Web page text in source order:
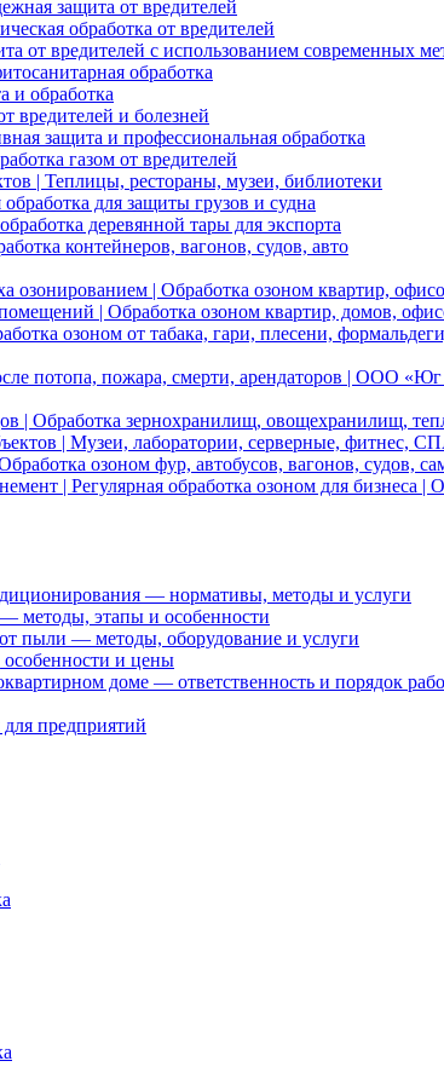
защита от вредителей
обработка от вредителей
вредителей с использованием современных
обработка
и обработка
вредителей и болезней
защита и профессиональная обработка
газом от вредителей
| Теплицы, рестораны, музеи, библиотеки
для защиты грузов и судна
деревянной тары для экспорта
контейнеров, вагонов, судов, авто
озонированием | Обработка озоном квартир,
| Обработка озоном квартир, домов,
озоном от табака, гари, плесени,
потопа, пожара, смерти, арендаторов | ООО
| Обработка зернохранилищ, овощехранилищ,
| Музеи, лаборатории, серверные,
озоном фур, автобусов, вагонов,
| Регулярная обработка озоном для
— нормативы, методы и услуги
методы, этапы и особенности
пыли — методы, оборудование и услуги
и цены
доме — ответственность и порядок
предприятий